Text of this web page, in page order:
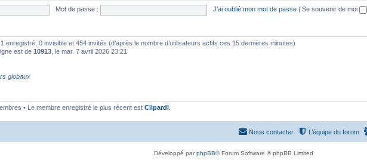
Mot de passe : J’ai oublié mon mot de passe Se souvenir de moi
enregistré, 0 invisible et 454 invités (d’après le nombre d’utilisateurs actifs ces 15 dernières minutes)
est de 10913 , le mar. 7 avril 2026 23:21
globaux
• Le membre enregistré le plus récent est Clipardi
L’équipe du forum
Nous contacter
Développé parphpBB® Forum Software © phpBB Limited